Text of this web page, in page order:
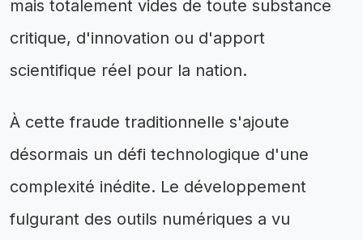
mais totalement vides de toute substance
critique, d'innovation ou d'apport
scientifique réel pour la nation.
À cette fraude traditionnelle s'ajoute
désormais un défi technologique d'une
complexité inédite. Le développement
fulgurant des outils numériques a vu